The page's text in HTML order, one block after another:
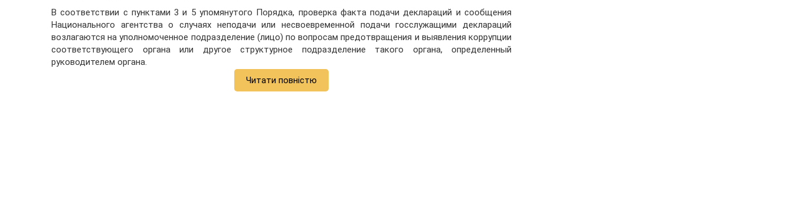
В соответствии с пунктами 3 и 5 упомянутого Порядка, проверка факта подачи деклараций и сообщения
Национального агентства о случаях неподачи или несвоевременной подачи госслужащими деклараций
возлагаются на уполномоченное подразделение (лицо) по вопросам предотвращения и выявления коррупции
соответствующего органа или другое структурное подразделение такого органа, определенный
руководителем органа.
Читати повністю